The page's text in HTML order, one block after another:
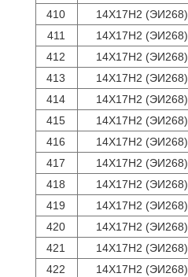
410
14Х17Н2 (ЭИ268)
411
14Х17Н2 (ЭИ268)
412
14Х17Н2 (ЭИ268)
413
14Х17Н2 (ЭИ268)
414
14Х17Н2 (ЭИ268)
415
14Х17Н2 (ЭИ268)
416
14Х17Н2 (ЭИ268)
417
14Х17Н2 (ЭИ268)
418
14Х17Н2 (ЭИ268)
419
14Х17Н2 (ЭИ268)
420
14Х17Н2 (ЭИ268)
421
14Х17Н2 (ЭИ268)
422
14Х17Н2 (ЭИ268)